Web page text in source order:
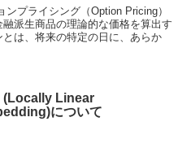
プライシング（Option Pricing）
派生商品の理論的な価格を算出す
は、将来の特定の日に、あらか
(Locally Linear
について